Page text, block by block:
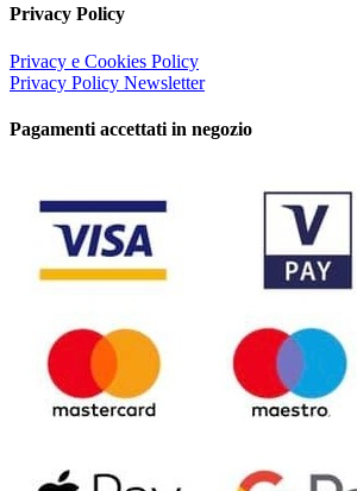
Privacy Policy
Privacy e Cookies Policy
Privacy Policy Newsletter
Pagamenti accettati in negozio